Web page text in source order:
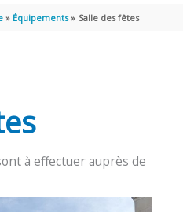
Équipements Salle des fêtes
à effectuer auprès de